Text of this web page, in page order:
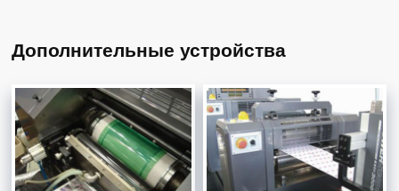
Дополнительные устройства